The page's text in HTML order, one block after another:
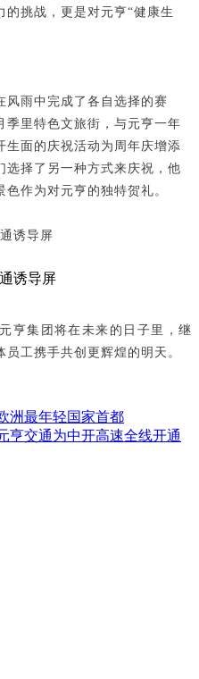
挑战，更是对元亨“健康生
风雨中完成了各自选择的赛
季里特色文旅街，与元亨一年
生面的庆祝活动为周年庆增添
选择了另一种方式来庆祝，他
作为对元亨的独特贺礼。
亨集团将在未来的日子里，继
工携手共创更辉煌的明天。
洲最年轻国家首都
亨交通为中开高速全线开通